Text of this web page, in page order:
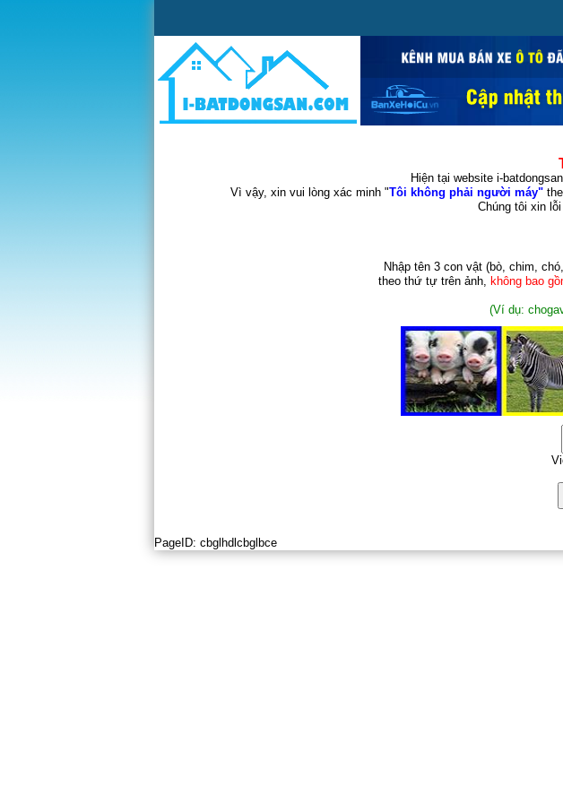
Hiện tại website i-
Vì vậy, xin vui lòng xác minh "Tôi không phải người máy"
Chúng tôi xin
Nhập tên 3 con vật (bò, chim,
theo thứ tự trên ảnh, không bao
(Ví dụ:
PageID: cbglhdlcbglbce